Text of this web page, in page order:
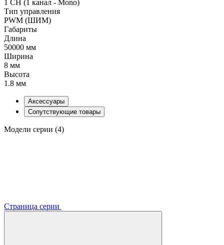
1 CH (1 канал - Mono)
Тип управления
PWM (ШИМ)
Габариты
Длина
50000 мм
Ширина
8 мм
Высота
1.8 мм
Аксессуары
Сопутствующие товары
Модели серии (4)
Страница серии